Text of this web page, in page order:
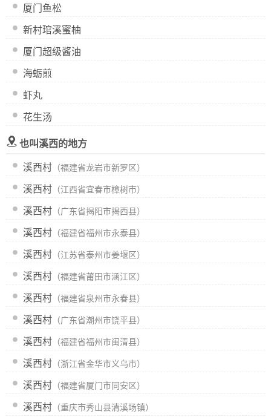
厦门鱼松
新村琯溪蜜柚
厦门超级酱油
海蛎煎
虾丸
花生汤
也叫溪西的地方
溪西村 （福建省龙岩市新罗区）
溪西村 （江西省宜春市樟树市）
溪西村 （广东省揭阳市揭西县）
溪西村 （福建省福州市永泰县）
溪西村 （江苏省泰州市姜堰区）
溪西村 （福建省莆田市涵江区）
溪西村 （福建省泉州市永春县）
溪西村 （广东省潮州市饶平县）
溪西村 （福建省福州市闽清县）
溪西村 （浙江省金华市义乌市）
溪西村 （福建省厦门市同安区）
溪西村 （重庆市秀山县清溪场镇）